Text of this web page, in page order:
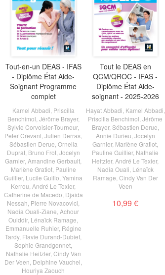
Tout-en-un DEAS - IFAS
- Diplôme État Aide-
Soignant Programme
complet
Kamel Abbadi Priscilla
Benchimol Jérôme Brayer,
Sylvie Corvoisier-Tourneur,
Peter Crevant Julien Derras
Sébastien Derue Ornella
Duprat, Bruno Frot, Jocelyn
Garnier, Amandine Gerbault
Marlène Gratiot, Pauline
Guillier, Lucile Guillo Yamina
Kerrou André Le Texier,
Catherine de Macedo Djaida
Nessah Pierre Novacovici
Nadia Ouali-Ziane Achour
Ouiddir, Lénaïck Ramage
Emmanuelle Ruhier, Régine
Tardy, Flavie Durand-Dubief
Sophie Grandgonnet
Nathalie Heitzler, Cindy Van
Der Veen Delphine Vauchel
Houriya Zaouch
Tout le DEAS en
QCM/QROC - IFAS -
Diplôme État Aide-
soignant - 2025-2026
Hayat Abbadi Kamel Abbadi
Priscilla Benchimol Jérôme
Brayer, Sébastien Derue
Annie Durieu Jocelyn
Garnier, Marlène Gratiot
Pauline Guillier, Nathalie
Heitzler, André Le Texier,
Nadia Ouali Lénaïck
Ramage Cindy Van Der
Veen
10,99 €